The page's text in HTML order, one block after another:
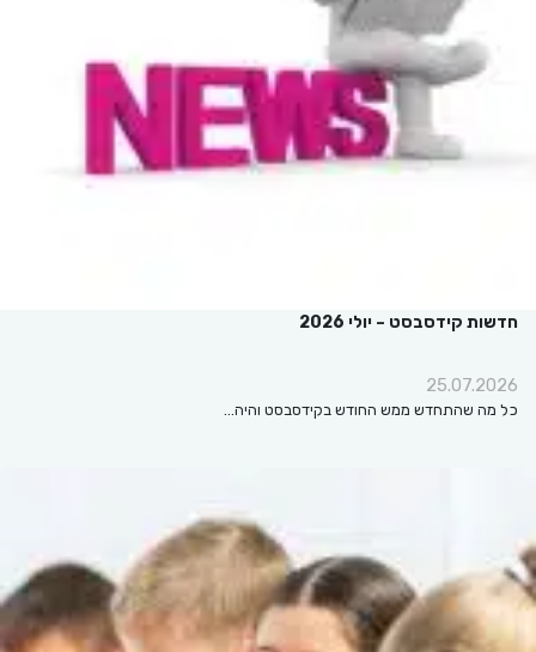
חדשות קידסבסט – יולי 2026
25.07.2026
כל מה שהתחדש ממש החודש בקידסבסט והיה…